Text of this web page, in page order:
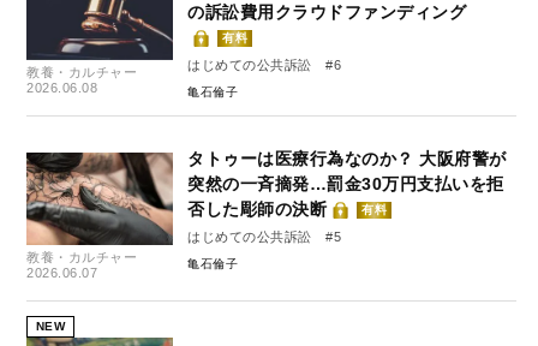
教養・カルチャー
2026.06.08
の訴訟費用クラウドファンディング
有料
はじめての公共訴訟 #6
亀石倫子
教養・カルチャー
2026.06.07
タトゥーは医療行為なのか？ 大阪府警が
突然の一斉摘発…罰金30万円支払いを拒
否した彫師の決断
有料
はじめての公共訴訟 #5
亀石倫子
NEW